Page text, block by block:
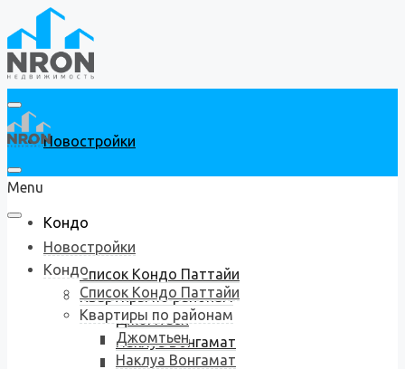
Новостройки
Кондо
Список Кондо Паттайи
Квартиры по районам
Джомтьен
Наклуа Вонгамат
На-Джомтьен
Menu
Новостройки
Кондо
Список Кондо Паттайи
Квартиры по районам
Джомтьен
Наклуа Вонгамат